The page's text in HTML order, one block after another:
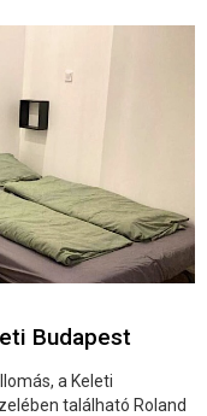
Budapest
a Keleti
található Roland